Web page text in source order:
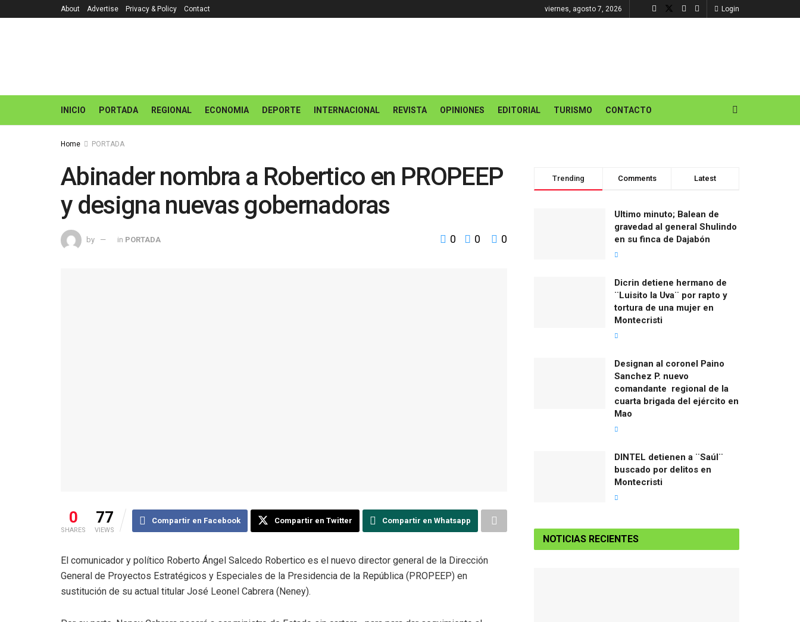
About Advertise Privacy & Policy Contact viernes, agosto 7, 2026 Login
INICIO PORTADA REGIONAL ECONOMIA DEPORTE INTERNACIONAL REVISTA OPINIONES EDITORIAL TURISMO CONTACTO
Home PORTADA
Abinader nombra a Robertico en PROPEEP
y designa nuevas gobernadoras
by in PORTADA 0 0 0
0
SHARES
77
VIEWS
Compartir en Facebook Compartir en Twitter Compartir en Whatsapp
El comunicador y político Roberto Ángel Salcedo Robertico es el nuevo director general de la Dirección
General de Proyectos Estratégicos y Especiales de la Presidencia de la República (PROPEEP) en
sustitución de su actual titular José Leonel Cabrera (Neney).
Trending Comments Latest
Ultimo minuto; Balean de
gravedad al general Shulindo
en su finca de Dajabón
Dicrin detiene hermano de
¨Luisito la Uva¨ por rapto y
tortura de una mujer en
Montecristi
Designan al coronel Paino
Sanchez P. nuevo
comandante regional de la
cuarta brigada del ejército en
Mao
DINTEL detienen a ¨Saúl¨
buscado por delitos en
Montecristi
NOTICIAS RECIENTES